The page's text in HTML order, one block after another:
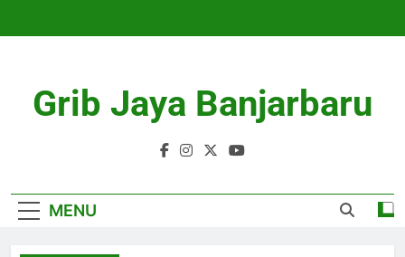
Grib Jaya Banjarbaru
MENU